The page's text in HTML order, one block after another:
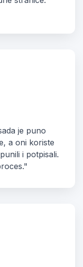
je puno
a oni koriste
i potpisali.